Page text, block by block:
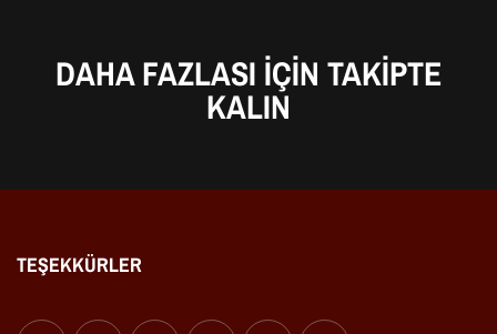
DAHA FAZLASI IÇIN TAKIPTE
KALIN
TEŞEKKÜRLER